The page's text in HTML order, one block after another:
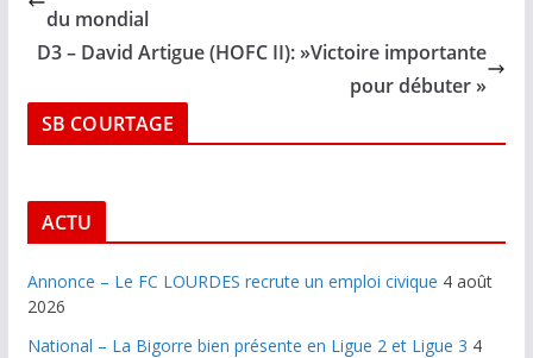
du mondial
D3 – David Artigue (HOFC II): »V i c t o i r e i m p o r t a n t e
p o u r d é b u t e r »
SB COURTAGE
ACTU
Annonce – Le FC LOURDES recrute un emploi civique 4 août
2026
National – La Bigorre bien présente en Ligue 2 et Ligue 3 4